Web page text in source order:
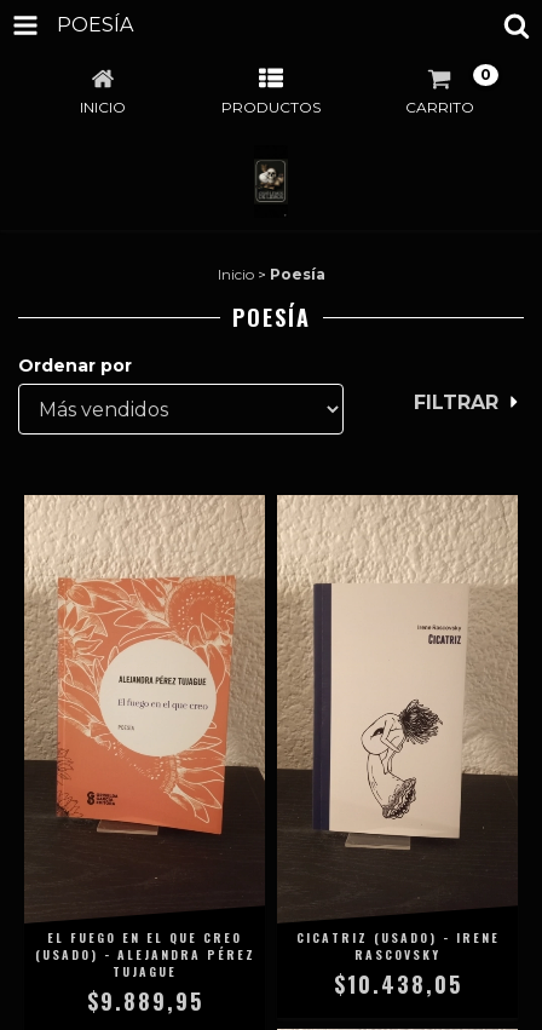
POESÍA
INICIO PRODUCTOS CARRITO
0
Inicio > Poesía
POESÍA
Ordenar por
FILTRAR
EL FUEGO EN EL QUE CREO
(USADO) - ALEJANDRA PÉREZ
TUJAGUE
$9.889,95
CICATRIZ (USADO) - IRENE
RASCOVSKY
$10.438,05